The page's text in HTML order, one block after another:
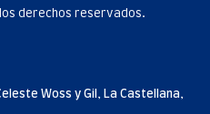
derechos reservados.
Woss y Gil, La Castellana,